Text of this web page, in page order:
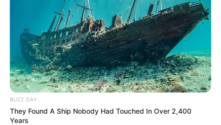
BUZZ DAY
They Found A Ship Nobody Had Touched In Over 2,400
Years